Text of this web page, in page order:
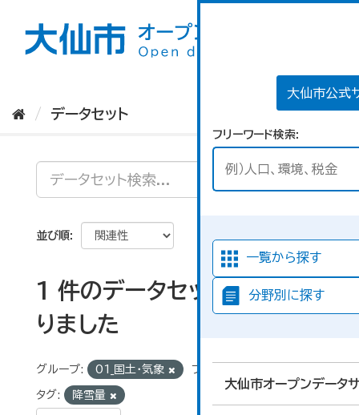
大仙市公式
フリーワード検索
一覧から探す
分野別に探す
大仙市オープンデータ
データセット
並び順
1 件のデータセットが見つか
りました
グループ: 01_国土・気象 フォーマット:
タグ: 降雪量